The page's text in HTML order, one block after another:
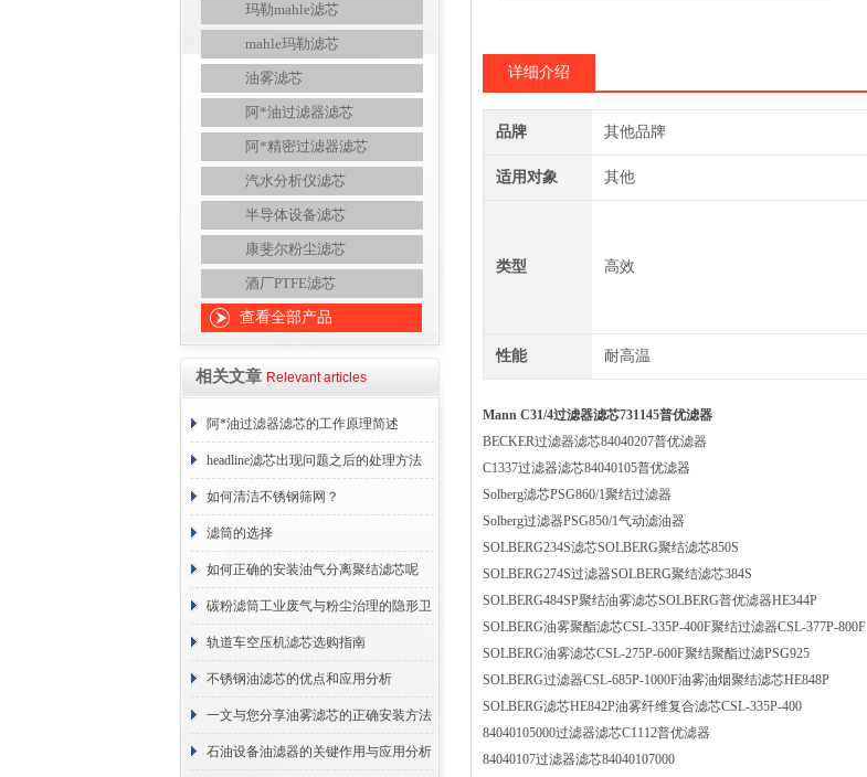
玛勒mahle滤芯
mahle玛勒滤芯
油雾滤芯
阿*油过滤器滤芯
阿*精密过滤器滤芯
汽水分析仪滤芯
半导体设备滤芯
康斐尔粉尘滤芯
酒厂PTFE滤芯
查看全部产品
相关文章 Relevant articles
阿*油过滤器滤芯的工作原理简述
headline滤芯出现问题之后的处理方法
分享
如何清洁不锈钢筛网？
滤筒的选择
如何正确的安装油气分离聚结滤芯呢
碳粉滤筒工业废气与粉尘治理的隐形卫
士
轨道车空压机滤芯选购指南
不锈钢油滤芯的优点和应用分析
一文与您分享油雾滤芯的正确安装方法
石油设备油滤器的关键作用与应用分析
详细介绍
品牌 其他品牌
适用对象 其他
类型 高效
性能 耐高温
Mann C31/4过滤器滤芯731145普优滤器
BECKER过滤器滤芯84040207普优滤器
C1337过滤器滤芯84040105普优滤器
Solberg滤芯PSG860/1聚结过滤器
Solberg过滤器PSG850/1气动滤油器
SOLBERG234S滤芯SOLBERG聚结滤芯850S
SOLBERG274S过滤器SOLBERG聚结滤芯384S
SOLBERG484SP聚结油雾滤芯SOLBERG普优滤器HE344P
SOLBERG油雾聚酯滤芯CSL-335P-400F聚结过滤器CSL-377P-800F
SOLBERG油雾滤芯CSL-275P-600F聚结聚酯过滤PSG925
SOLBERG过滤器CSL-685P-1000F油雾油烟聚结滤芯HE848P
SOLBERG滤芯HE842P油雾纤维复合滤芯CSL-335P-400
84040105000过滤器滤芯C1112普优滤器
84040107过滤器滤芯84040107000